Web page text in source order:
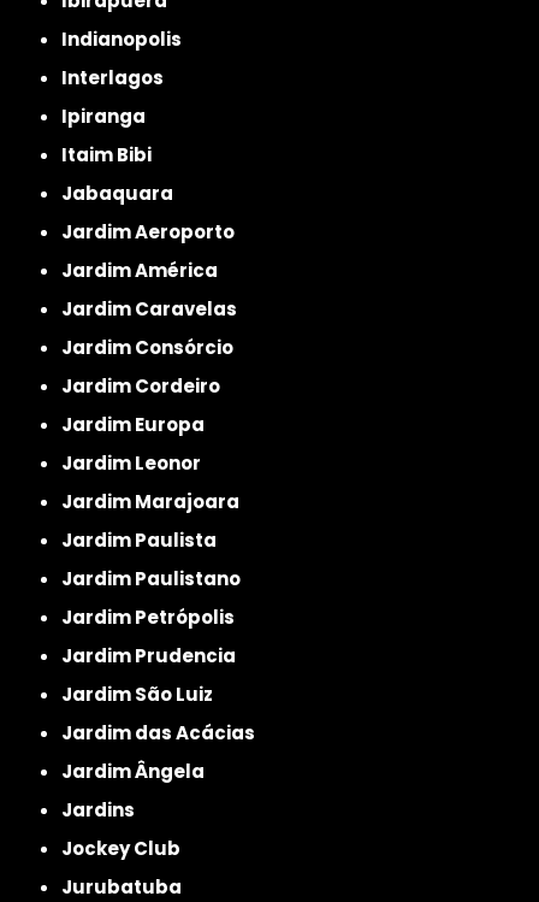
Indianopolis
Interlagos
Ipiranga
Itaim Bibi
Jabaquara
Jardim Aeroporto
Jardim América
Jardim Caravelas
Jardim Consórcio
Jardim Cordeiro
Jardim Europa
Jardim Leonor
Jardim Marajoara
Jardim Paulista
Jardim Paulistano
Jardim Petrópolis
Jardim Prudencia
Jardim São Luiz
Jardim das Acácias
Jardim Ângela
Jardins
Jockey Club
Jurubatuba